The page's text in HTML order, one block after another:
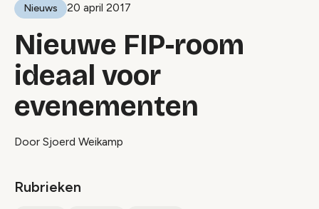
Nieuws 20 april 2017
Nieuwe FIP-room
ideaal voor
evenementen
Door Sjoerd Weikamp
Rubrieken